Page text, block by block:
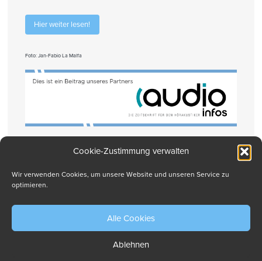
Cookie-Zustimmung verwalten
Wir verwenden Cookies, um unsere Website und unseren Service zu
optimieren.
Alle Cookies
Ablehnen
Hier weiter lesen!
Foto: Jan-Fabio La Malfa